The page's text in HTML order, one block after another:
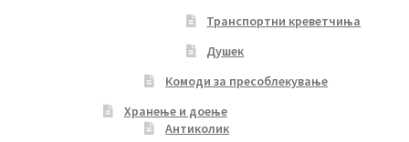
Транспортни креветчиња
Душек
Комоди за пресоблекување
Хранење и доење
Антиколик